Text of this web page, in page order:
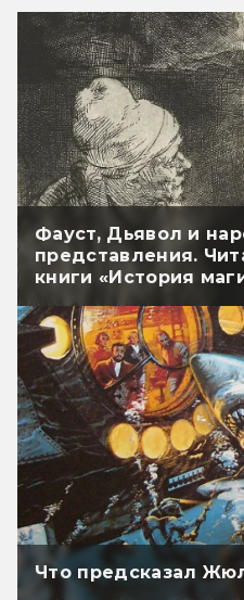
Фауст, Дьявол и
представления.
книги «История
Что предсказал